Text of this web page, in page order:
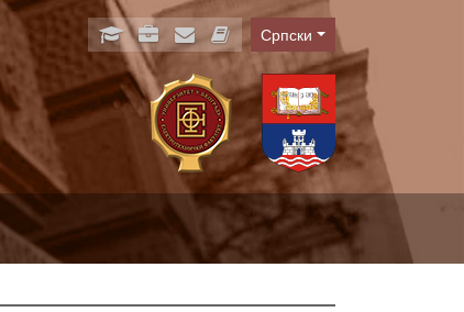
Language
Српски